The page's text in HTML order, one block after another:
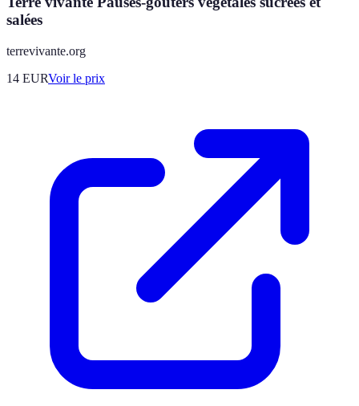
salées
terrevivante.org
14 EURVoir le prix